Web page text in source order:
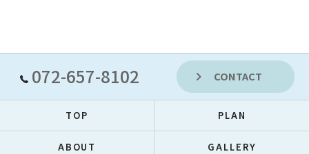
072-657-8102 CONTACT
TOP PLAN
ABOUT GALLERY